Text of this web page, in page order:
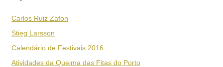
Carlos Ruiz Zafon
Stieg Larsson
Calendário de Festivais 2016
Atividades da Queima das Fitas do Porto